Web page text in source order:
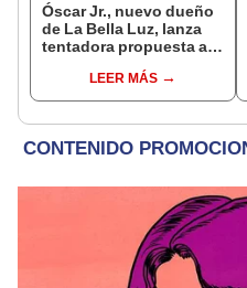
Óscar Jr., nuevo dueño
de La Bella Luz, lanza
tentadora propuesta a
denuncia por
tocamientos: “Va a
LEER MÁS